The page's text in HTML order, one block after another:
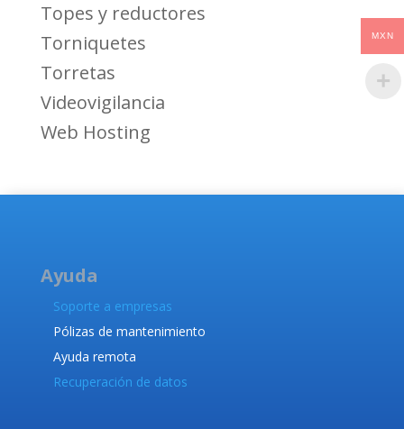
Topes y reductores
Torniquetes
Torretas
Videovigilancia
Web Hosting
Ayuda
Soporte a empresas
Pólizas de mantenimiento
Ayuda remota
Recuperación de datos
MXN